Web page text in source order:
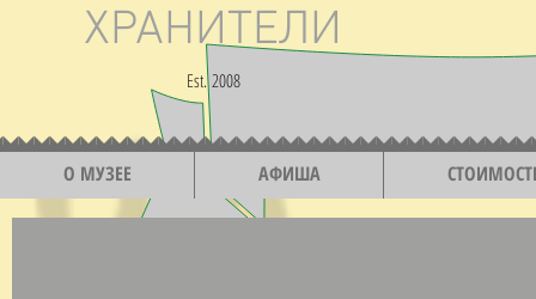
ХРАНИТЕЛИ
Est. 2008
О МУЗЕЕ АФИША